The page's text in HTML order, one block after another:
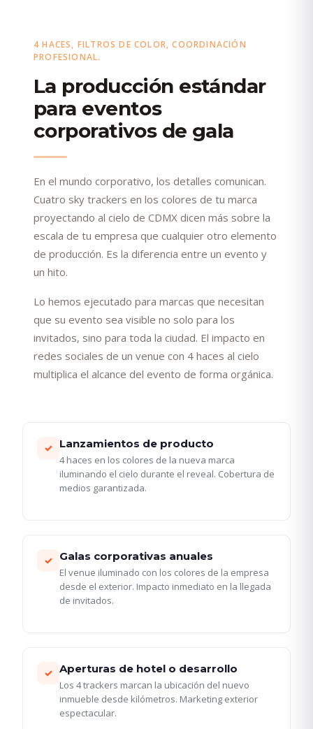
4 HACES, FILTROS DE COLOR, COORDINACIÓN
PROFESIONAL.
La producción estándar
para eventos
corporativos de gala
En el mundo corporativo, los detalles comunican.
Cuatro sky trackers en los colores de tu marca
proyectando al cielo de CDMX dicen más sobre la
escala de tu empresa que cualquier otro elemento
de producción. Es la diferencia entre un evento y
un hito.
Lo hemos ejecutado para marcas que necesitan
que su evento sea visible no solo para los
invitados, sino para toda la ciudad. El impacto en
redes sociales de un venue con 4 haces al cielo
multiplica el alcance del evento de forma orgánica.
✓ Lanzamientos de producto
4 haces en los colores de la nueva marca
iluminando el cielo durante el reveal. Cobertura de
medios garantizada.
✓ Galas corporativas anuales
El venue iluminado con los colores de la empresa
desde el exterior. Impacto inmediato en la llegada
de invitados.
✓ Aperturas de hotel o desarrollo
Los 4 trackers marcan la ubicación del nuevo
inmueble desde kilómetros. Marketing exterior
espectacular.